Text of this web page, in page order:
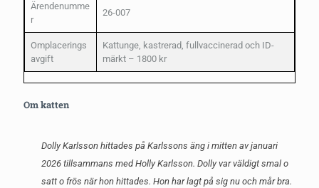
Ärendenumme
r
26-007
Omplacerings
avgift
Kattunge, kastrerad, fullvaccinerad och ID-
märkt – 1800 kr
Om katten
Dolly Karlsson hittades på Karlssons äng i mitten av januari
2026 tillsammans med Holly Karlsson. Dolly var väldigt smal o
satt o frös när hon hittades. Hon har lagt på sig nu och mår bra.